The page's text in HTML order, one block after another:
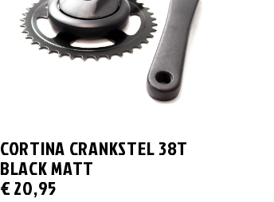
CORTINA CRANKSTEL 38T
BLACK MATT
€20,95